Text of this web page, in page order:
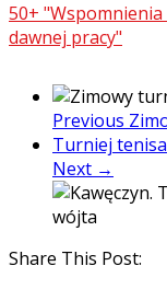
Previous
Turniej
Next →
Share This Post: